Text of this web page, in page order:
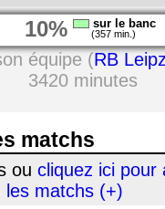
10% sur le banc
(357 min.)
équipe (RB
3420 minutes
matchs
ou cliquez ici pour
les matchs (+)